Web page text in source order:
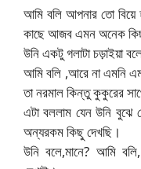
আমি বলি আপনার তো
কাছে আজব এমন অনেক
উনি একটু গলাটা চড়াইয়া
আমি বলি ,আরে না এমনি
তা নরমাল কিন্তু কুকুরের
এটা বললাম যেন উনি
অন্যরকম কিছু দেখছি।
উনি বলে,মানে? আমি